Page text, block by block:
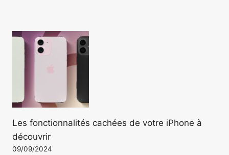
Les fonctionnalités cachées de votre iPhone à
découvrir
09/09/2024